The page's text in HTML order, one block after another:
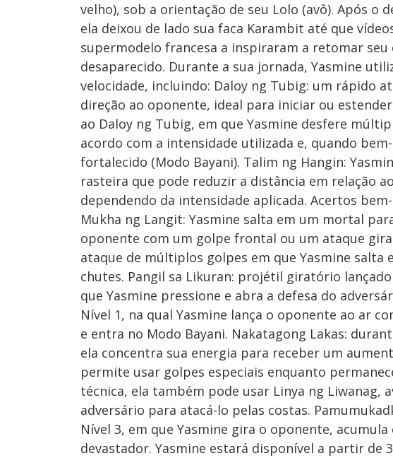
velho), sob a orientação de seu Lolo (avô). Após
ela deixou de lado sua faca Karambit até que
supermodelo francesa a inspiraram a retomar
desaparecido. Durante a sua jornada, Yasmine
velocidade, incluindo: Daloy ng Tubig: um rápido
direção ao oponente, ideal para iniciar ou
ao Daloy ng Tubig, em que Yasmine desfere
acordo com a intensidade utilizada e, quando
fortalecido (Modo Bayani). Talim ng Hangin:
rasteira que pode reduzir a distância em relação
dependendo da intensidade aplicada. Acertos
Mukha ng Langit: Yasmine salta em um mortal
oponente com um golpe frontal ou um ataque
ataque de múltiplos golpes em que Yasmine salta
chutes. Pangil sa Likuran: projétil giratório
que Yasmine pressione e abra a defesa do
Nível 1, na qual Yasmine lança o oponente ao ar
e entra no Modo Bayani. Nakatagong Lakas:
ela concentra sua energia para receber um
permite usar golpes especiais enquanto
técnica, ela também pode usar Linya ng Liwanag,
adversário para atacá-lo pelas costas.
Nível 3, em que Yasmine gira o oponente,
devastador. Yasmine estará disponível a partir de